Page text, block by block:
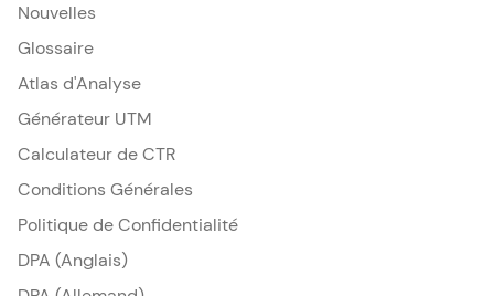
Nouvelles
Glossaire
Atlas d'Analyse
Générateur UTM
Calculateur de CTR
Conditions Générales
Politique de Confidentialité
DPA (Anglais)